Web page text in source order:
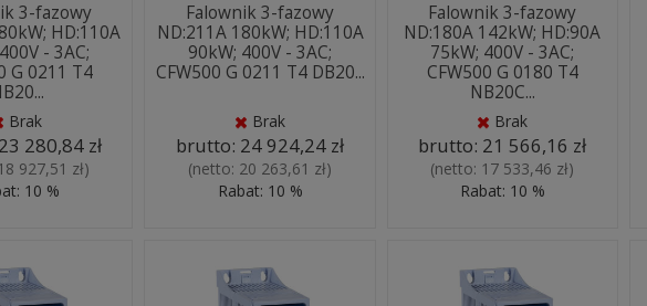
3-fazowy
HD:110A
- 3AC;
G 0211 T4
Brak
23 280,84 zł
927,51 zł)
10 %
Falownik 3-fazowy
ND:211A 180kW; HD:110A
90kW; 400V - 3AC;
CFW500 G 0211 T4 DB20...
Brak
brutto: 24 924,24 zł
(netto: 20 263,61 zł)
Rabat: 10 %
Falownik 3-fazowy
ND:180A 142kW; HD:90A
75kW; 400V - 3AC;
CFW500 G 0180 T4
NB20C...
Brak
brutto: 21 566,16 zł
(netto: 17 533,46 zł)
Rabat: 10 %